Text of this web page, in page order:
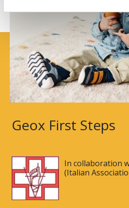
Geox First Steps
In collaboration
(Italian